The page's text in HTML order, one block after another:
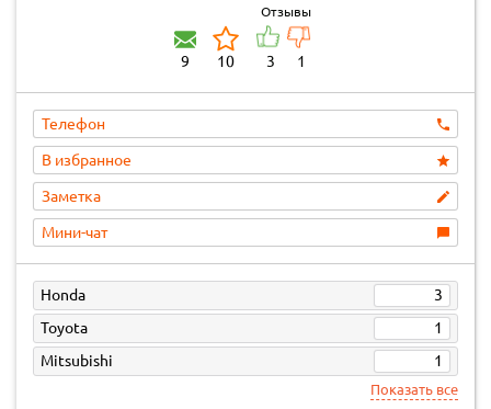
9 10
Отзывы
3 1
Телефон
В избранное
Заметка
Мини-чат
Honda
3
Toyota
1
Mitsubishi
1
Показать все